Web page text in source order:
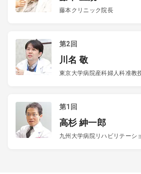
藤本クリニック院長
第2回
川名 敬
東京大学病院産科婦人科准教
第1回
高杉 紳一郎
九州大学病院リハビリテーシ